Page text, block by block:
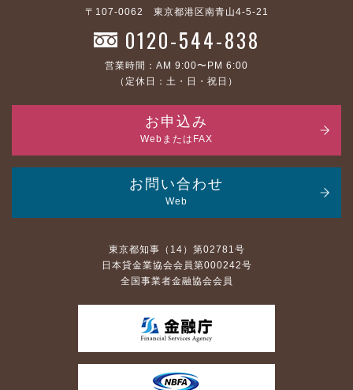
〒107-0062 東京都港区南青山4-5-21
0120-544-838
営業時間：AM 9:00〜PM 6:00
（定休日：土・日・祝日）
お申込み
WebまたはFAX
お問い合わせ
Web
東京都知事（14）第02781号
日本貸金業協会会員第000242号
全国事業者金融協会会員